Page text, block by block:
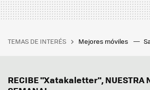
TEMAS DE INTERÉS Mejores móviles
RECIBE "Xatakaletter", NUESTRA